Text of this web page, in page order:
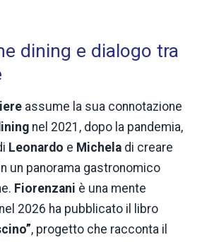
dining e dialogo tra
assume la sua connotazione
nel 2021, dopo la pandemia,
Leonardo e Michela di creare
un panorama gastronomico
Fiorenzani è una mente
2026 ha pubblicato il libro
, progetto che racconta il